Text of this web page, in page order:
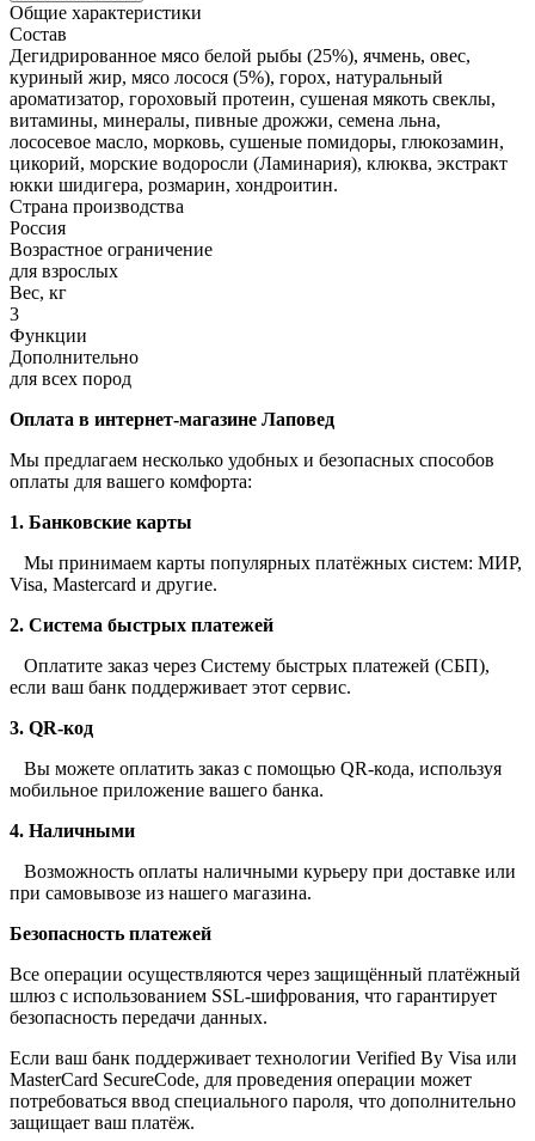
Общие характеристики
Состав
Дегидрированное мясо белой рыбы (25%), ячмень, овес,
куриный жир, мясо лосося (5%), горох, натуральный
ароматизатор, гороховый протеин, сушеная мякоть свеклы,
витамины, минералы, пивные дрожжи, семена льна,
лососевое масло, морковь, сушеные помидоры, глюкозамин,
цикорий, морские водоросли (Ламинария), клюква, экстракт
юкки шидигера, розмарин, хондроитин.
Страна производства
Россия
Возрастное ограничение
для взрослых
Вес, кг
3
Функции
Дополнительно
для всех пород
Оплата в интернет-магазине Лаповед
Мы предлагаем несколько удобных и безопасных способов
оплаты для вашего комфорта:
1. Банковские карты
Мы принимаем карты популярных платёжных систем: МИР,
Visa, Mastercard и другие.
2. Система быстрых платежей
Оплатите заказ через Систему быстрых платежей (СБП),
если ваш банк поддерживает этот сервис.
3. QR-код
Вы можете оплатить заказ с помощью QR-кода, используя
мобильное приложение вашего банка.
4. Наличными
Возможность оплаты наличными курьеру при доставке или
при самовывозе из нашего магазина.
Безопасность платежей
Все операции осуществляются через защищённый платёжный
шлюз с использованием SSL-шифрования, что гарантирует
безопасность передачи данных.
Если ваш банк поддерживает технологии Verified By Visa или
MasterCard SecureCode, для проведения операции может
потребоваться ввод специального пароля, что дополнительно
защищает ваш платёж.